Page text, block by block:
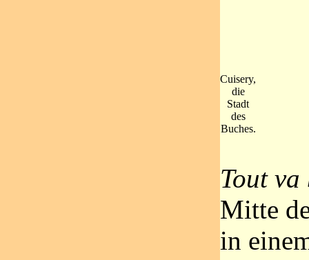
Cuisery,
die
Stadt
des
Buches.
Tout va
Mitte
in